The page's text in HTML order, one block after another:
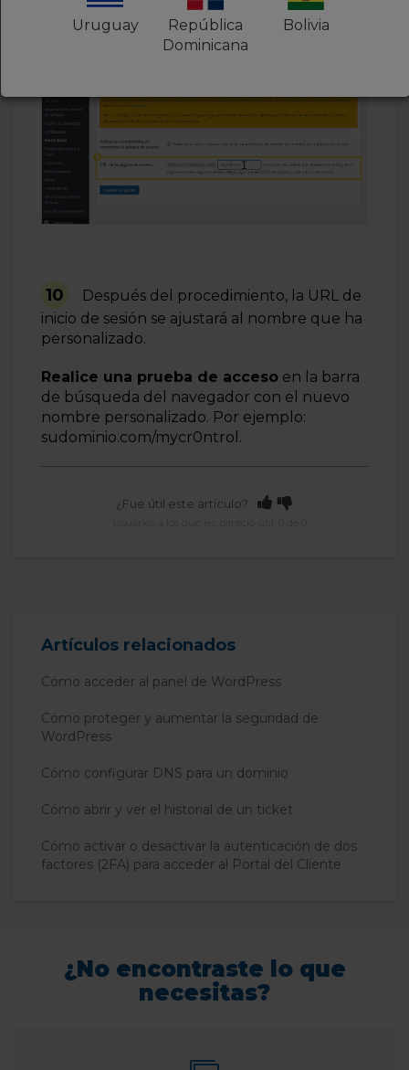
10
Después del procedimiento, la URL de
inicio de sesión se ajustará al nombre que ha
personalizado.
Realice una prueba de acceso en la barra
de búsqueda del navegador con el nuevo
nombre personalizado. Por ejemplo:
sudominio.com/mycr0ntrol.
¿Fue útil este artículo?
Artículos relacionados
Cómo acceder al panel de WordPress
Cómo proteger y aumentar la seguridad de
WordPress
Cómo configurar DNS para un dominio
Cómo abrir y ver el historial de un ticket
Cómo activar o desactivar la autenticación de dos
factores (2FA) para acceder al Portal del Cliente
¿No encontraste lo que
necesitas?
Uruguay
República
Dominicana
Bolivia